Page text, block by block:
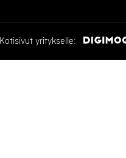
Kotisivut yritykselle: